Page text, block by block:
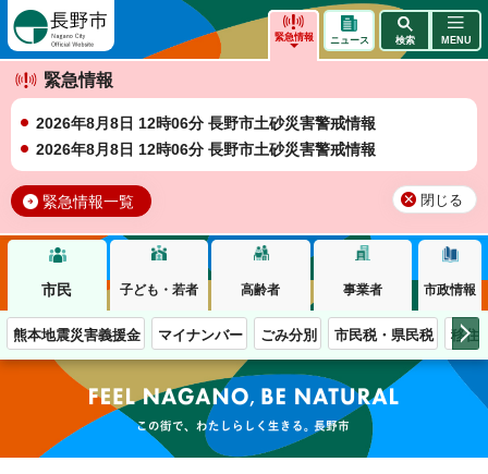
緊急情報
緊急情報
2026年8月8日 12時06分 長野市土砂災害警戒情報
2026年8月8日 12時06分 長野市土砂災害警戒情報
緊急情報一覧 閉じる
ニュース 検索 MENU
市民 子ども・若者 高齢者 事業者 市政情報
熊本地震災害義援金 マイナンバー ごみ分別 市民税・県民税 移住
この街で、わたしらしく生きる。長野市